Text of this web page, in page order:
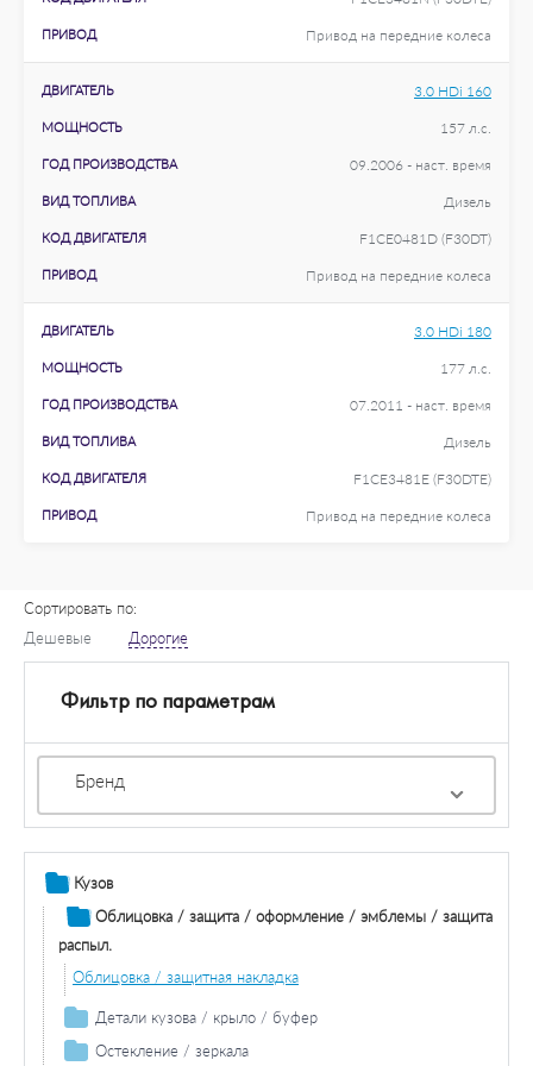
ПРИВОД Привод на передние колеса
ДВИГАТЕЛЬ 3.0 HDi 160
МОЩНОСТЬ 157 л.с.
ГОД ПРОИЗВОДСТВА 09.2006 - наст. время
ВИД ТОПЛИВА Дизель
КОД ДВИГАТЕЛЯ F1CE0481D (F30DT)
ПРИВОД Привод на передние колеса
ДВИГАТЕЛЬ 3.0 HDi 180
МОЩНОСТЬ 177 л.с.
ГОД ПРОИЗВОДСТВА 07.2011 - наст. время
ВИД ТОПЛИВА Дизель
КОД ДВИГАТЕЛЯ F1CE3481E (F30DTE)
ПРИВОД Привод на передние колеса
Сортировать по:
Дешевые
Дорогие
Фильтр по параметрам
Бренд
Кузов
Облицовка / защита / оформление / эмблемы / защита
распыл.
Облицовка / защитная накладка
Детали кузова / крыло / буфер
Продольная / поперечная балка
Остекление / зеркала